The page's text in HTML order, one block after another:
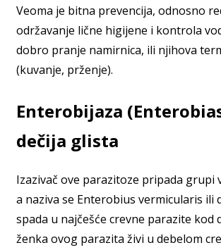
Veoma je bitna prevencija, odnosno
održavanje lične higijene i kontrola
dobro pranje namirnica, ili njihova
(kuvanje, prženje).
Enterobijaza
dečija glista
Izazivač ove parazitoze pripada grupi
a naziva se Enterobius vermicularis ili
spada u najčešće crevne parazite kod
ženka ovog parazita živi u debelom